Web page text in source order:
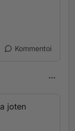
Kommentoi
joten